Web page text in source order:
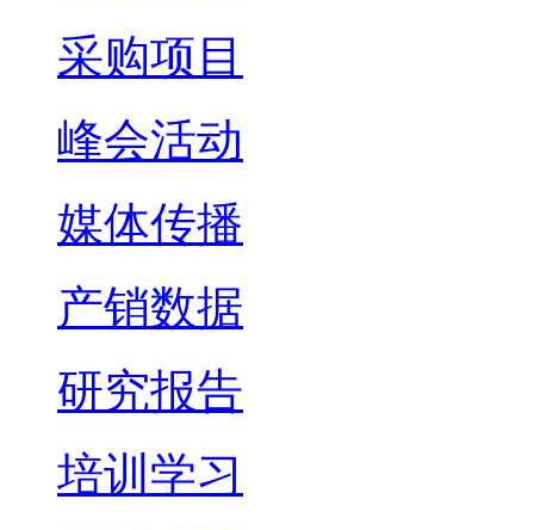
采购项目
峰会活动
媒体传播
产销数据
研究报告
培训学习